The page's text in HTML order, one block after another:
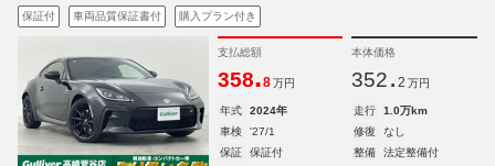
保証付 車両品質保証書付 購入プラン付き
支払総額
358.8 万円
本体価格
352. 2 万円
年式 2024年 走行
1.0万km
車検
'27/1 修復
なし
保証
保証付 整備
法定整備付